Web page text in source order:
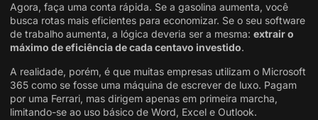
Agora, faça uma conta rápida. Se a gasolina aumenta, você
busca rotas mais eficientes para economizar. Se o seu software
de trabalho aumenta, a lógica deveria ser a mesma: extrair o
máximo de eficiência de cada centavo investido.
A realidade, porém, é que muitas empresas utilizam o Microsoft
365 como se fosse uma máquina de escrever de luxo. Pagam
por uma Ferrari, mas dirigem apenas em primeira marcha,
limitando-se ao uso básico de Word, Excel e Outlook.